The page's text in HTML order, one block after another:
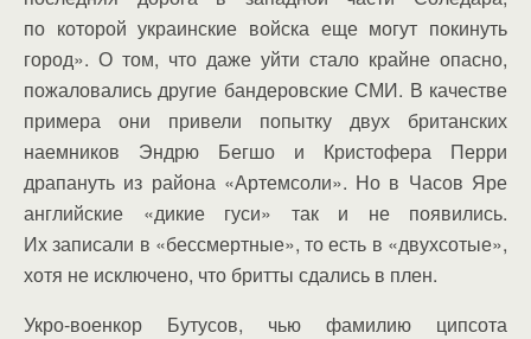
по которой украинские войска еще могут покинуть
город». О том, что даже уйти стало крайне опасно,
пожаловались другие бандеровские СМИ. В качестве
примера они привели попытку двух британских
наемников Эндрю Бегшо и Кристофера Перри
драпануть из района «Артемсоли». Но в Часов Яре
английские «дикие гуси» так и не появились.
Их записали в «бессмертные», то есть в «двухсотые»,
хотя не исключено, что бритты сдались в плен.
Укро-военкор Бутусов, чью фамилию ципсота